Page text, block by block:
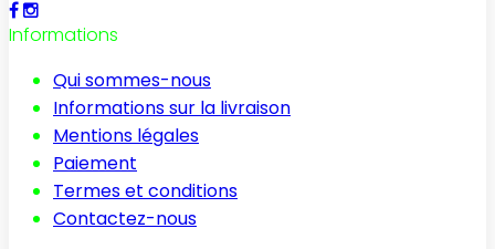
Informations
Qui sommes-nous
Informations sur la livraison
Mentions légales
Paiement
Termes et conditions
Contactez-nous